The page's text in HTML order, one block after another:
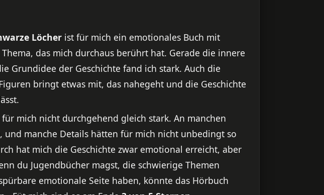
Löcher ist für mich ein emotionales Buch mit
das mich durchaus berührt hat. Gerade die innere
Grundidee der Geschichte fand ich stark. Auch die
bringt etwas mit, das nahegeht und die Geschichte
mich nicht durchgehend gleich stark. An manchen
und manche Details hätten für mich nicht unbedingt so
hat mich die Geschichte zwar emotional erreicht, aber
du Jugendbücher magst, die schwierige Themen
emotionale Seite haben, könnte das Hörbuch